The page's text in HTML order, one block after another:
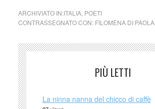
ARCHIVIATO IN:ITALIA, POETI
CONTRASSEGNATO CON: FILOMENA DI PAOLA,
PIÙ LETTI
La ninna nanna del chicco di caffè